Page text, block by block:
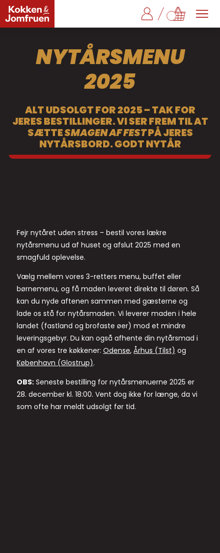
NYTÅRSMENU
2025
ALT UDSOLGT FOR 2025 – TAK FOR
JERES BESTILLINGER. VI SER FREM TIL AT
SÆTTESMAGEN AF FESTPÅ JERES
NYTÅRSBORD. GODT NYTÅR
NYTÅRSBUFFET 2025
7 retter fra kun 189,- pr. kuvert
UDSOLGT
(priser er ekskl. evt. levering)
Fejr nytåret uden stress – bestil vores lækre
nytårsmenu ud af huset og afslut 2025 med en
smagfuld oplevelse.
Vælg mellem vores 3-retters menu, buffet eller
børnemenu, og få maden leveret direkte til døren. Så
kan du nyde aftenen sammen med gæsterne og
lade os stå for nytårsmaden. Vi leverer maden i hele
landet (fastland og brofaste øer) mod et mindre
leveringsgebyr. Du kan også afhente din nytårsmad i
en af vores tre køkkener: Odense, Århus (Tilst) og
København (Glostrup).
OBS: Seneste bestilling for nytårsmenuerne 2025 er
28. december kl. 18:00. Vent dog ikke for længe, da vi
som ofte har meldt udsolgt før tid.